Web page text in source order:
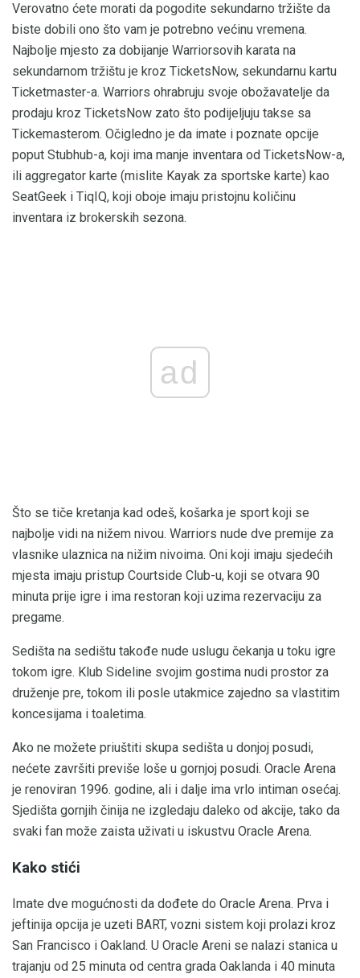
Verovatno ćete morati da pogodite sekundarno tržište da
biste dobili ono što vam je potrebno većinu vremena.
Najbolje mjesto za dobijanje Warriorsovih karata na
sekundarnom tržištu je kroz TicketsNow, sekundarnu kartu
Ticketmaster-a. Warriors ohrabruju svoje obožavatelje da
prodaju kroz TicketsNow zato što podijeljuju takse sa
Tickemasterom. Očigledno je da imate i poznate opcije
poput Stubhub-a, koji ima manje inventara od TicketsNow-a,
ili aggregator karte (mislite Kayak za sportske karte) kao
SeatGeek i TiqIQ, koji oboje imaju pristojnu količinu
inventara iz brokerskih sezona.
ad
Što se tiče kretanja kad odeš, košarka je sport koji se
najbolje vidi na nižem nivou. Warriors nude dve premije za
vlasnike ulaznica na nižim nivoima. Oni koji imaju sjedećih
mjesta imaju pristup Courtside Club-u, koji se otvara 90
minuta prije igre i ima restoran koji uzima rezervaciju za
pregame.
Sedišta na sedištu takođe nude uslugu čekanja u toku igre
tokom igre. Klub Sideline svojim gostima nudi prostor za
druženje pre, tokom ili posle utakmice zajedno sa vlastitim
koncesijama i toaletima.
Ako ne možete priuštiti skupa sedišta u donjoj posudi,
nećete završiti previše loše u gornjoj posudi. Oracle Arena
je renoviran 1996. godine, ali i dalje ima vrlo intiman osećaj.
Sjedišta gornjih činija ne izgledaju daleko od akcije, tako da
svaki fan može zaista uživati ​​u iskustvu Oracle Arena.
Kako stići
Imate dve mogućnosti da dođete do Oracle Arena. Prva i
jeftinija opcija je uzeti BART, vozni sistem koji prolazi kroz
San Francisco i Oakland. U Oracle Areni se nalazi stanica u
trajanju od 25 minuta od centra grada Oaklanda i 40 minuta